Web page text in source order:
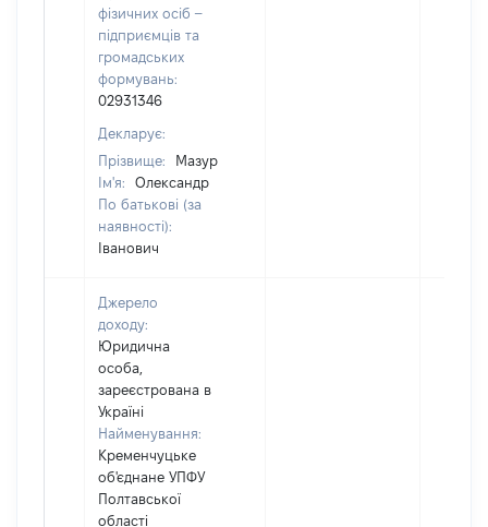
фізичних осіб –
підприємців та
громадських
формувань:
02931346
Декларує:
Прізвище:
Мазур
Ім'я:
Олександр
По батькові (за
наявності):
Іванович
Джерело
доходу:
Юридична
особа,
зареєстрована в
Україні
Найменування:
Кременчуцьке
об'єднане УПФУ
Полтавської
області